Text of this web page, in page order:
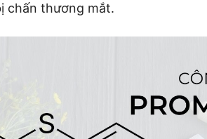
chấn thương mắt.